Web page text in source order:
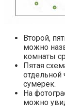
Второй,
можно
комнаты
Пятая
отдельной
сумерек.
На
можно